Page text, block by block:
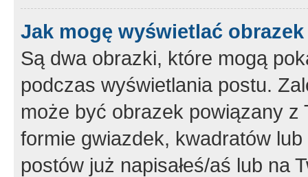
Jak mogę wyświetlać
Są dwa obrazki, które mogą
podczas wyświetlania postu.
może być obrazek powiązany z
formie gwiazdek, kwadratów
postów już napisałeś/aś lub na